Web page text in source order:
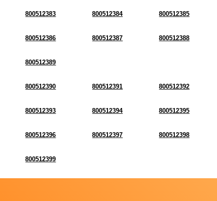
800512383 800512384 800512385
800512386 800512387 800512388
800512389
800512390 800512391 800512392
800512393 800512394 800512395
800512396 800512397 800512398
800512399